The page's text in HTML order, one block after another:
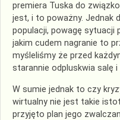
premiera Tuska do
jest, i to poważny. Jednak
populacji, powagę sytuacji
jakim cudem nagranie to
myśleliśmy że przed
starannie odpluskwia salę
W sumie jednak to czy
wirtualny nie jest takie
przyjęto plan jego